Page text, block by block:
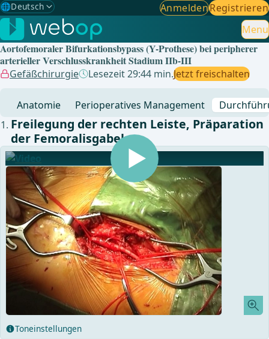
🌐Deutsch
Gewählte Sprache: Deutsch
🇩🇪 Deutsch ✓
🇬🇧English
🇪🇸Spanisch
🇧🇷Brasilianisch
AnmeldenRegistrieren
Menu
Aortofemoraler Bifurkationsbypass (Y-Prothese) bei peripherer
arterieller Verschlusskrankheit Stadium IIb-III
Gefäßchirurgie Lesezeit 29:44 min.Jetzt freischalten
Anatomie Perioperatives Management
Freilegung der rechten Leiste, Präparation
der Femoralisgabel
Toneinstellungen